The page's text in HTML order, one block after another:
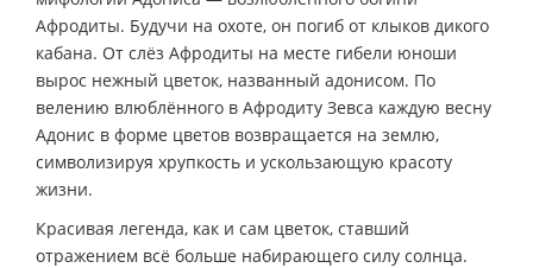
Афродиты. Будучи на охоте, он погиб от клыков дикого
кабана. От слёз Афродиты на месте гибели юноши
вырос нежный цветок, названный адонисом. По
велению влюблённого в Афродиту Зевса каждую весну
Адонис в форме цветов возвращается на землю,
символизируя хрупкость и ускользающую красоту
жизни.
Красивая легенда, как и сам цветок, ставший
отражением всё больше набирающего силу солнца.